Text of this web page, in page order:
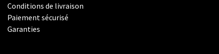
Conditions de livraison
Paiement sécurisé
Garanties